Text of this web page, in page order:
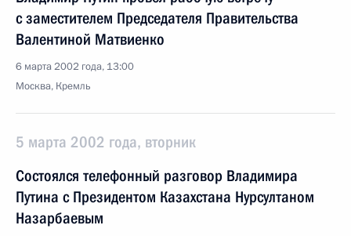
с заместителем Председателя Правительства
Валентиной Матвиенко
6 марта 2002 года, 13:00
Москва, Кремль
5 марта 2002 года, вторник
Состоялся телефонный разговор Владимира
Путина с Президентом Казахстана Нурсултаном
Назарбаевым